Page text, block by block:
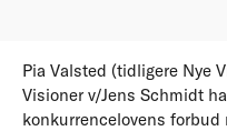
Pia Valsted (tidligere Nye
Visioner v/Jens Schmidt
konkurrencelovens